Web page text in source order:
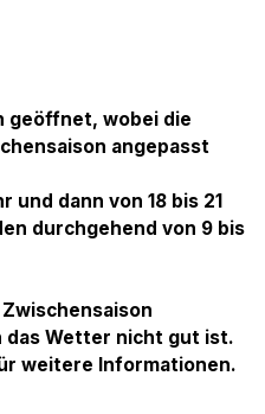
geöffnet, wobei die
angepasst
und dann von 18 bis 21
durchgehend von 9 bis
das Wetter nicht gut ist.
weitere Informationen.